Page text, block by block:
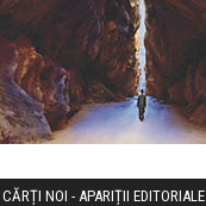
CĂRȚI NOI - APARIȚII EDITORIALE